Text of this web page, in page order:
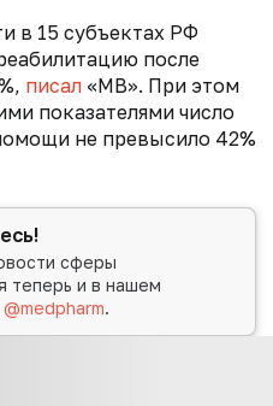
в 15 субъектах РФ
после
писал «МВ». При этом
показателями число
не превысило 42%
сферы
теперь и в нашем
@medpharm.